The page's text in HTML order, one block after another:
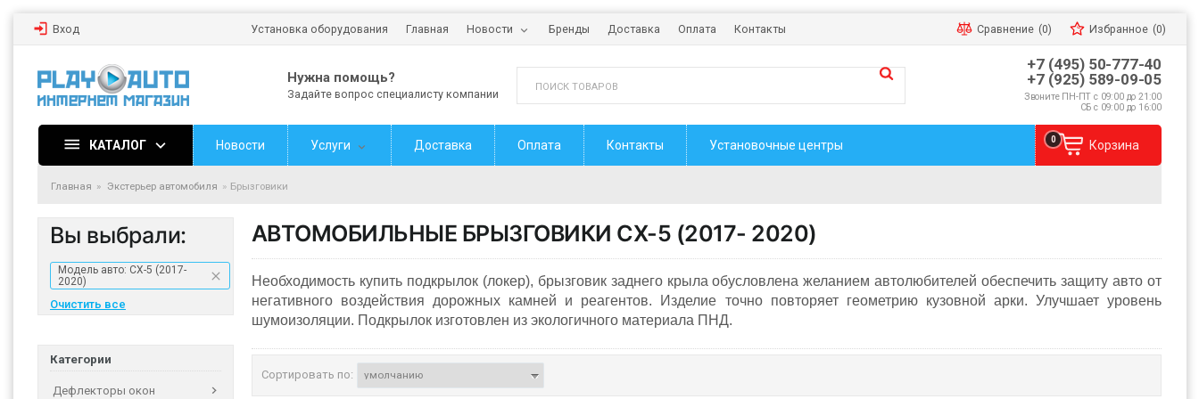
Вход Установка оборудования Главная Новости Бренды Доставка Оплата Контакты Сравнение (0) Избранное (0)
Нужна помощь?
Задайте вопрос специалисту компании
+7 (495) 50-777-40
+7 (925) 589-09-05
Звоните ПН-ПТ с 09:00 до 21:00
СБ с 09:00 до 16:00
КАТАЛОГ Новости Услуги Доставка Оплата Контакты Установочные центры Корзина
0
Главная Экстерьер автомобиля Брызговики
Вы выбрали:
Модель авто: CX-5 (2017-
2020)
Очистить все
Категории
Дефлекторы окон
АВТОМОБИЛЬНЫЕ БРЫЗГОВИКИ CX-5 (2017- 2020)
Необходимость купить подкрылок (локер), брызговик заднего крыла обусловлена желанием автолюбителей обеспечить защиту авто от
негативного воздействия дорожных камней и реагентов. Изделие точно повторяет геометрию кузовной арки. Улучшает уровень
шумоизоляции. Подкрылок изготовлен из экологичного материала ПНД.
Сортировать по: